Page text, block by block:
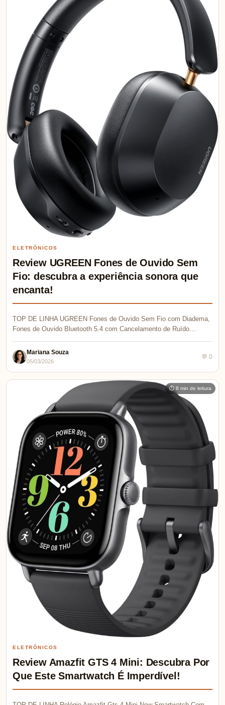
ELETRÔNICOS
Review UGREEN Fones de Ouvido Sem
Fio: descubra a experiência sonora que
encanta!
TOP DE LINHA UGREEN Fones de Ouvido Sem Fio com Diadema,
Fones de Ouvido Bluetooth 5.4 com Cancelamento de Ruído…
Mariana Souza
05/03/2026
💬 0
⏱ 8 min de leitura
ELETRÔNICOS
Review Amazfit GTS 4 Mini: Descubra Por
Que Este Smartwatch É Imperdível!